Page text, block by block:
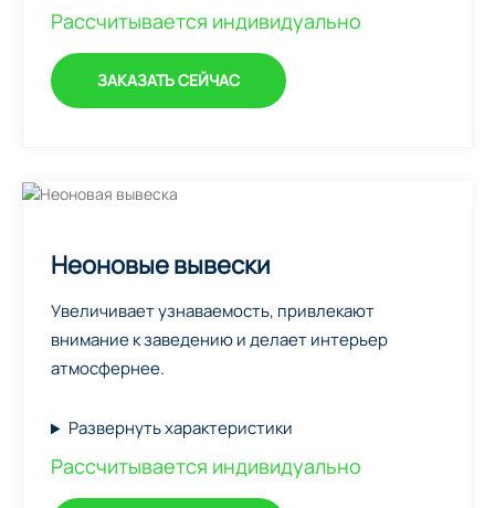
Рассчитывается индивидуально
ЗАКАЗАТЬ СЕЙЧАС
Неоновые вывески
Увеличивает узнаваемость, привлекают
внимание к заведению и делает интерьер
атмосфернее.
Развернуть характеристики
Рассчитывается индивидуально